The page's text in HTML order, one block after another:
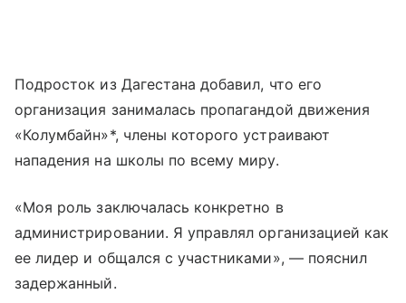
Подросток из Дагестана добавил, что его
организация занималась пропагандой движения
«Колумбайн»*, члены которого устраивают
нападения на школы по всему миру.
«Моя роль заключалась конкретно в
администрировании. Я управлял организацией как
ее лидер и общался с участниками», — пояснил
задержанный.